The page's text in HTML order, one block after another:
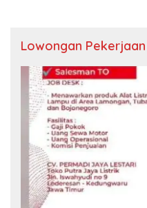
Lowongan Pekerjaan